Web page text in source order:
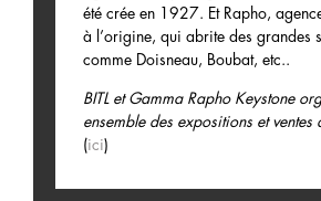
été crée en 1927. Et Rapho,
à l’origine, qui abrite des grandes
comme Doisneau, Boubat, etc..
BITL et Gamma Rapho Keystone
ensemble des expositions et ventes
(ici)